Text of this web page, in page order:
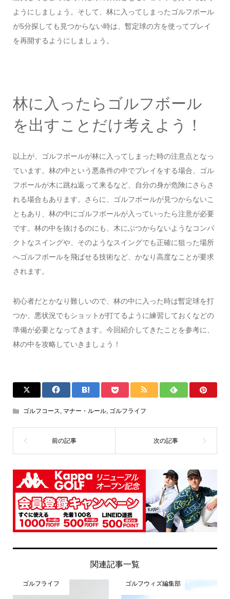
ようにしましょう。そして、林に入ってしまったゴルフボール
が5分探しても見つからない時は、暫定球の方を使ってプレイ
を再開するようにしましょう。
林に入ったらゴルフボール
を出すことだけ考えよう！
以上が、ゴルフボールが林に入ってしまった時の注意点となっ
ています。林の中という悪条件の中でプレイをする場合、ゴル
フボールが木に跳ね返って来るなど、自分の身が危険にさらさ
れる場合もあります。さらに、ゴルフボールが見つからないこ
ともあり、林の中にゴルフボールが入っていったら注意が必要
です。林の中を抜けるのにも、木にぶつからないようなコンパ
クトなスイングや、そのようなスイングでも正確に狙った場所
へゴルフボールを飛ばせる技術など、かなり高度なことが要求
されます。
初心者だとかなり難しいので、林の中に入った時は暫定球を打
つか、悪状況でもショットが打てるように練習しておくなどの
準備が必要となってきます。今回紹介してきたことを参考に、
林の中を攻略していきましょう！
ゴルフコース, マナー・ルール, ゴルフライフ
関連記事一覧
ゴルフライフ ゴルフウィズ編集部